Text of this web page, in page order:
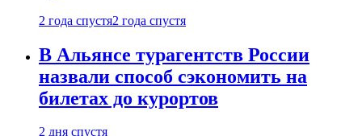
2 года спустя2 года спустя
В Альянсе турагентств России
назвали способ сэкономить на
билетах до курортов
2 дня спустя